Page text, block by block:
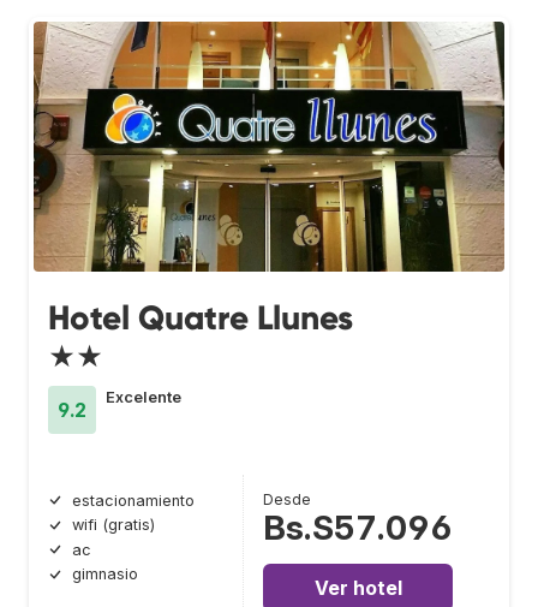
Hotel Quatre Llunes
★★
9.2
Excelente
estacionamiento
wifi (gratis)
ac
gimnasio
Desde
Bs.S57.096
Ver hotel